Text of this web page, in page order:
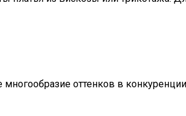
оттенков в